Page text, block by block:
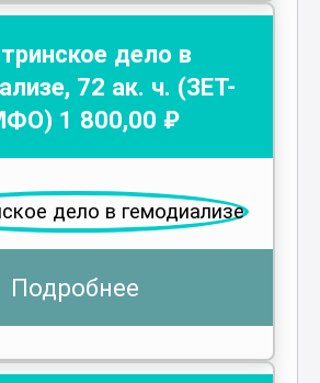
дело в
, 72 ак. ч. (ЗЕТ-
1 800,00 ₽
Подробнее